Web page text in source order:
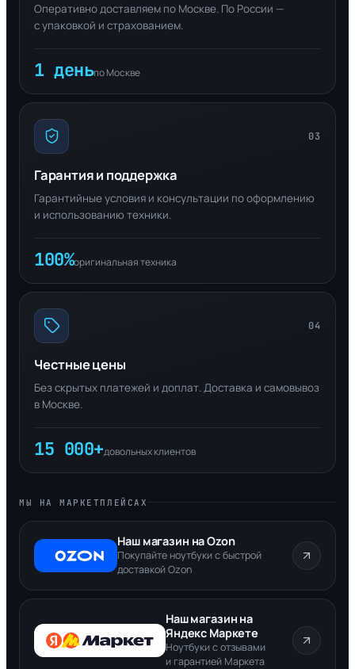
Оперативно доставляем по Москве. По России —
с упаковкой и страхованием.
1 деньпо Москве
03
Гарантия и поддержка
Гарантийные условия и консультации по оформлению
и использованию техники.
100%оригинальная техника
04
Честные цены
Без скрытых платежей и доплат. Доставка и самовывоз
в Москве.
15 000+довольных клиентов
МЫ НА МАРКЕТПЛЕЙСАХ
Наш магазин на Ozon
Покупайте ноутбуки с быстрой
доставкой Ozon
Наш магазин на
Яндекс Маркете
Ноутбуки с отзывами
и гарантией Маркета